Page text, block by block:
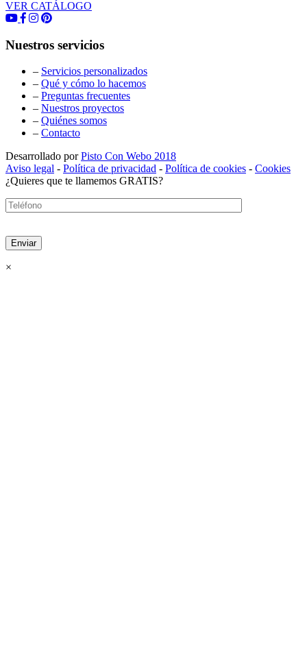
VER CATÁLOGO
Nuestros servicios
– Servicios personalizados
– Qué y cómo lo hacemos
– Preguntas frecuentes
– Nuestros proyectos
– Quiénes somos
– Contacto
Desarrollado porPisto Con Webo 2018
Aviso legal - Política de privacidad - Política de cookies - Cookies
¿Quieres que te llamemos GRATIS?
×